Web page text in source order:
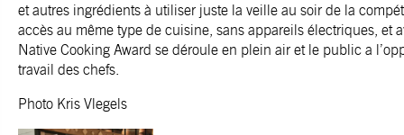
et autres ingrédients à utiliser juste la veille au soir de la
accès au même type de cuisine, sans appareils électriques, et
Native Cooking Award se déroule en plein air et le public a
travail des chefs.
Photo Kris Vlegels